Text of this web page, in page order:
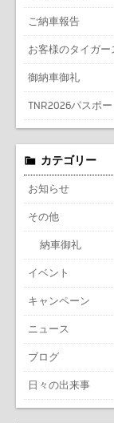
ご納車報告
お客様のタイガー
御納車御礼
TNR2026パスポ
カテゴリー
お知らせ
その他
納車御礼
イベント
キャンペーン
ニュース
ブログ
日々の出来事